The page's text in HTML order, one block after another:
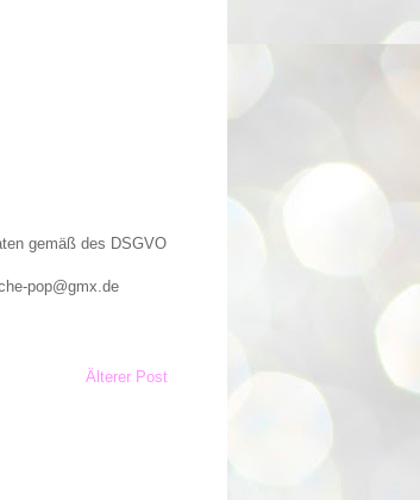
gemäß des DSGVO
pop@gmx.de
Älterer Post